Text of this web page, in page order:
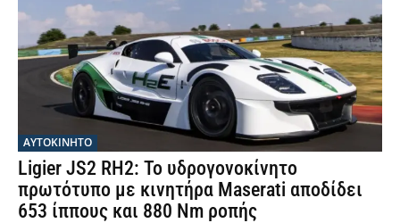
ΑΥΤΟΚΙΝΗΤΟ
Ligier JS2 RH2: Το υδρογονοκίνητο
πρωτότυπο με κινητήρα Maserati αποδίδει
653 ίππους και 880 Nm ροπής